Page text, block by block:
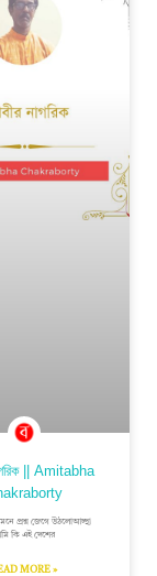
|| Amitabha
প্রশ্ন জেগে উঠলোআচ্ছা
কি এই দেশের
MORE »